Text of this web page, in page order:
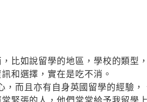
比如說留學的地區，學校的類型
和選擇，實在是吃不消。
而且亦有自身英國留學的經驗，